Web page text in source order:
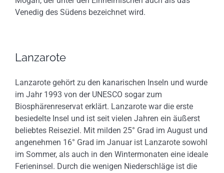
Venedig des Südens bezeichnet wird.
Lanzarote
Lanzarote gehört zu den kanarischen Inseln und wurde
im Jahr 1993 von der UNESCO sogar zum
Biosphärenreservat erklärt. Lanzarote war die erste
besiedelte Insel und ist seit vielen Jahren ein äußerst
beliebtes Reiseziel. Mit milden 25° Grad im August und
angenehmen 16° Grad im Januar ist Lanzarote sowohl
im Sommer, als auch in den Wintermonaten eine ideale
Ferieninsel. Durch die wenigen Niederschläge ist die